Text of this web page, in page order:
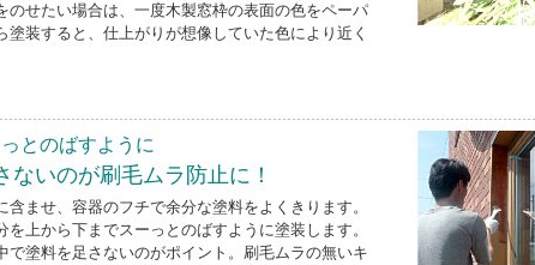
のせたい場合は、一度木製窓枠の表面の色をペーパ
塗装すると、仕上がりが想像していた色により近く
とのばすように
ないのが刷毛ムラ防止に！
含ませ、容器のフチで余分な塗料をよくきります。
を上から下までスーっとのばすように塗装します。
で塗料を足さないのがポイント。刷毛ムラの無いキ